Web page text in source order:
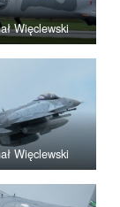
Więclewski
Więclewski